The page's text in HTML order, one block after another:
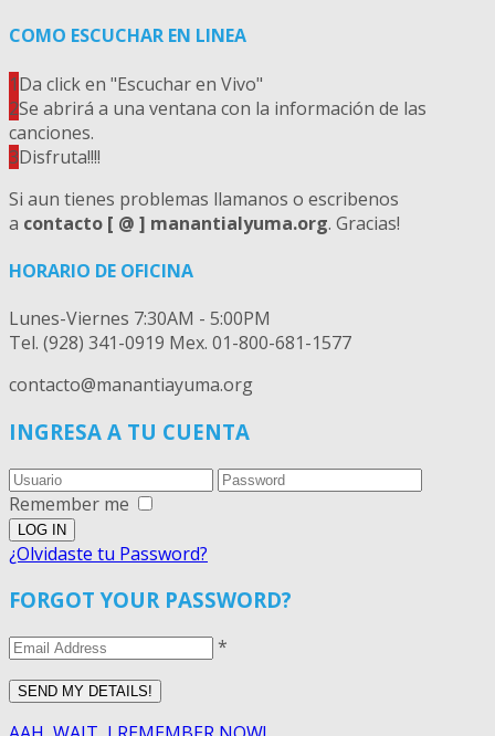
COMO ESCUCHAR EN LINEA
1Da click en "Escuchar en Vivo"
2Se abrirá a una ventana con la información de las
canciones.
3Disfruta!!!!
Si aun tienes problemas llamanos o escribenos
a contacto [ @ ] manantialyuma.org. Gracias!
HORARIO DE OFICINA
Lunes-Viernes 7:30AM - 5:00PM
Tel. (928) 341-0919 Mex. 01-800-681-1577
contacto@manantiayuma.org
INGRESA A TU CUENTA
Remember me
¿Olvidaste tu Password?
FORGOT YOUR PASSWORD?
*